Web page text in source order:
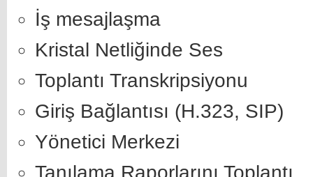
İş mesajlaşma
Kristal Netliğinde Ses
Toplantı Transkripsiyonu
Giriş Bağlantısı (H.323, SIP)
Yönetici Merkezi
Tanılama Raporlarını Toplantı